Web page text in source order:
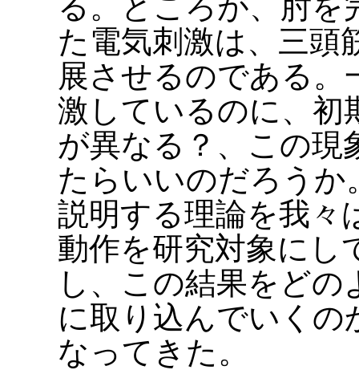
た電気刺激は、三頭
展させるのである。
激しているのに、初
が異なる？、この現
たらいいのだろうか
説明する理論を我々
動作を研究対象にし
し、この結果をど
に取り込んでいくの
なってきた。